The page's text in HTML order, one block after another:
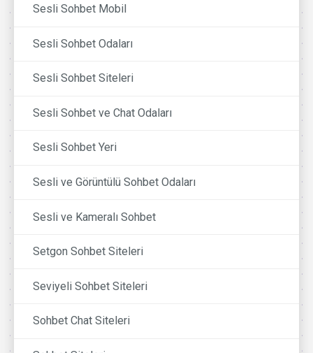
Sesli Sohbet Mobil
Sesli Sohbet Odaları
Sesli Sohbet Siteleri
Sesli Sohbet ve Chat Odaları
Sesli Sohbet Yeri
Sesli ve Görüntülü Sohbet Odaları
Sesli ve Kameralı Sohbet
Setgon Sohbet Siteleri
Seviyeli Sohbet Siteleri
Sohbet Chat Siteleri